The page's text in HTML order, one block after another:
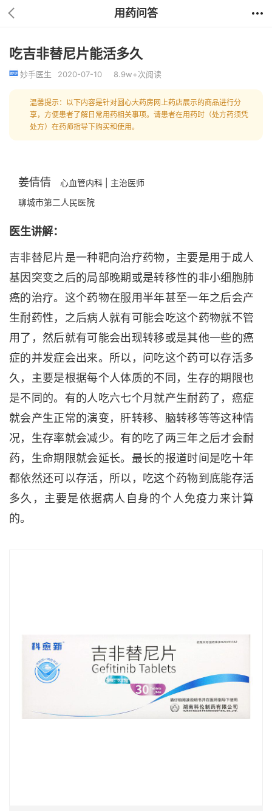
用药问答
吃吉非替尼片能活多久
妙手医生 2020-07-10 8.9w+次阅读
温馨提示：以下内容是针对圆心大药房网上药店展示的商品进行分
享，方便患者了解日常用药相关事项。请患者在用药时（处方药须凭
处方）在药师指导下购买和使用。
姜倩倩
心血管内科 | 主治医师
聊城市第二人民医院
医生讲解：
吉非替尼片是一种靶向治疗药物，主要是用于成人
基因突变之后的局部晚期或是转移性的非小细胞肺
癌的治疗。这个药物在服用半年甚至一年之后会产
生耐药性，之后病人就有可能会吃这个药物就不管
用了，然后就有可能会出现转移或是其他一些的癌
症的并发症会出来。所以，问吃这个药可以存活多
久，主要是根据每个人体质的不同，生存的期限也
是不同的。有的人吃六七个月就产生耐药了，癌症
就会产生正常的演变，肝转移、脑转移等等这种情
况，生存率就会减少。有的吃了两三年之后才会耐
药，生命期限就会延长。最长的报道时间是吃十年
都依然还可以存活，所以，吃这个药物到底能存活
多久，主要是依据病人自身的个人免疫力来计算
的。